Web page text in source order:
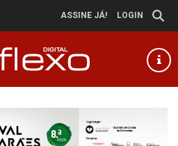
ASSINE JÁ! LOGIN